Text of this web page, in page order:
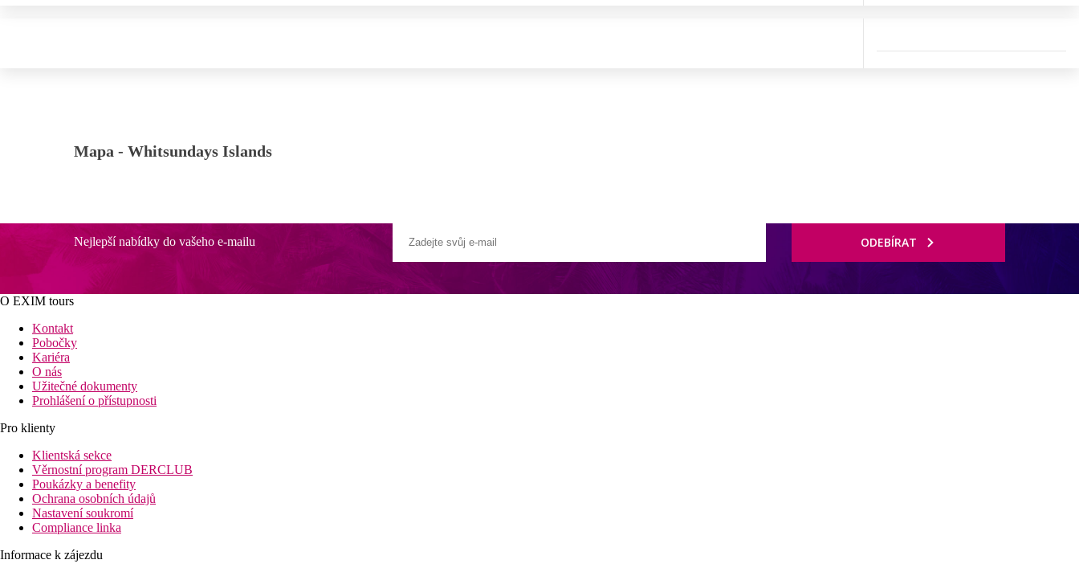
Mapa - Whitsundays Islands
Nejlepší nabídky do vašeho e-mailu ODEBÍRAT
O EXIM tours
Kontakt
Pobočky
Kariéra
O nás
Užitečné dokumenty
Prohlášení o přístupnosti
Pro klienty
Klientská sekce
Věrnostní program DERCLUB
Poukázky a benefity
Ochrana osobních údajů
Nastavení soukromí
Compliance linka
Informace k zájezdu